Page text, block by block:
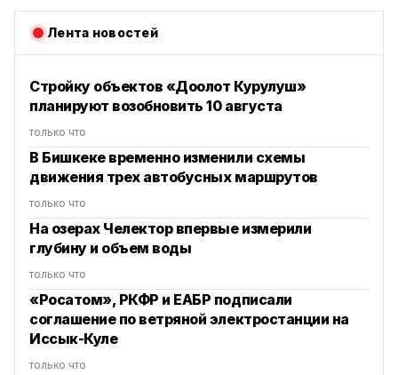
Лента новостей
Стройку объектов «Доолот Курулуш»
планируют возобновить 10 августа
только что
В Бишкеке временно изменили схемы
движения трех автобусных маршрутов
только что
На озерах Челектор впервые измерили
глубину и объем воды
только что
«Росатом», РКФР и ЕАБР подписали
соглашение по ветряной электростанции на
Иссык-Куле
только что